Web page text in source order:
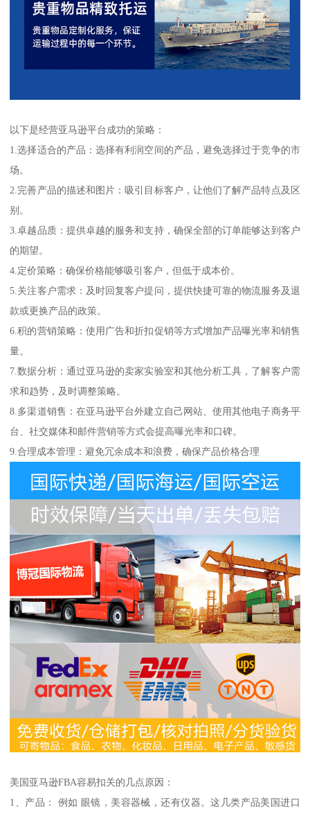
以下是经营亚马逊平台成功的策略：
1.选择适合的产品：选择有利润空间的产品，避免选择过于竞争的市
场。
2.完善产品的描述和图片：吸引目标客户，让他们了解产品特点及区
别。
3.卓越品质：提供卓越的服务和支持，确保全部的订单能够达到客户
的期望。
4.定价策略：确保价格能够吸引客户，但低于成本价。
5.关注客户需求：及时回复客户提问，提供快捷可靠的物流服务及退
款或更换产品的政策。
6.积的营销策略：使用广告和折扣促销等方式增加产品曝光率和销售
量。
7.数据分析：通过亚马逊的卖家实验室和其他分析工具，了解客户需
求和趋势，及时调整策略。
8.多渠道销售：在亚马逊平台外建立自己网站、使用其他电子商务平
台、社交媒体和邮件营销等方式会提高曝光率和口碑。
9.合理成本管理：避免冗余成本和浪费，确保产品价格合理
美国亚马逊FBA容易扣关的几点原因：
1、产品： 例如 眼镜，美容器械，还有仪器。这几类产品美国进口